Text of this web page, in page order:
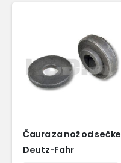
Čaura za nož od sečke
Deutz-Fahr